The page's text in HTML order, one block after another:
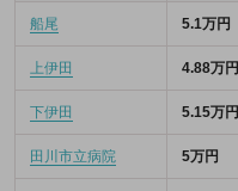
船尾 5.1万円
上伊田 4.88万円
下伊田 5.15万円
田川市立病院 5万円